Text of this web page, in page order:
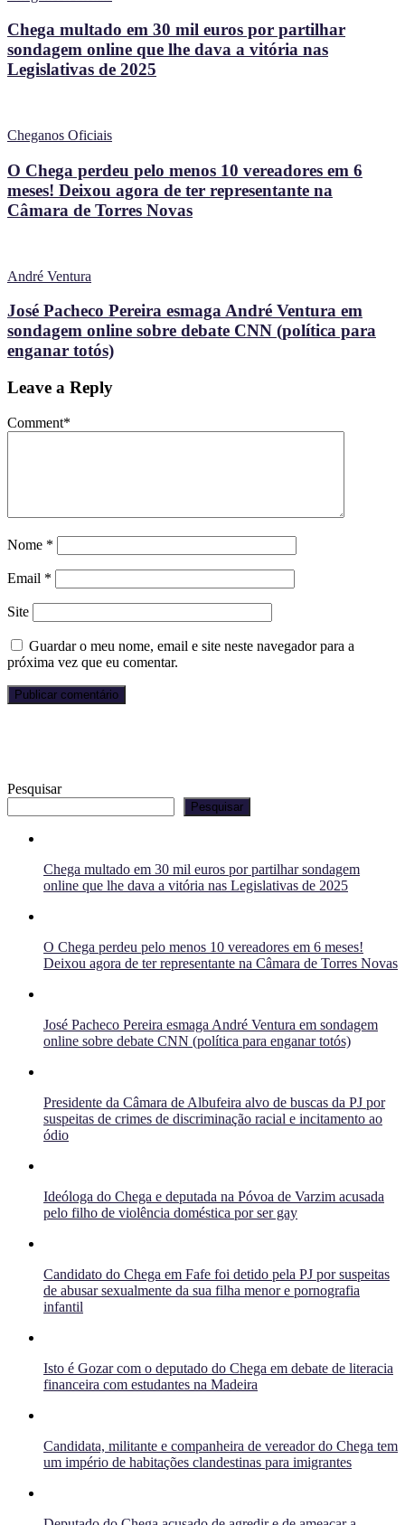
Chega multado em 30 mil euros por partilhar
sondagem online que lhe dava a vitória nas
Legislativas de 2025
Cheganos Oficiais
O Chega perdeu pelo menos 10 vereadores em 6
meses! Deixou agora de ter representante na
Câmara de Torres Novas
André Ventura
José Pacheco Pereira esmaga André Ventura em
sondagem online sobre debate CNN (política para
enganar totós)
Leave a Reply
Comment*
Nome *
Email *
Site
Guardar o meu nome, email e site neste navegador para a
próxima vez que eu comentar.
Pesquisar
Pesquisar
Chega multado em 30 mil euros por partilhar sondagem
online que lhe dava a vitória nas Legislativas de 2025
O Chega perdeu pelo menos 10 vereadores em 6 meses!
Deixou agora de ter representante na Câmara de Torres Novas
José Pacheco Pereira esmaga André Ventura em sondagem
online sobre debate CNN (política para enganar totós)
Presidente da Câmara de Albufeira alvo de buscas da PJ por
suspeitas de crimes de discriminação racial e incitamento ao
ódio
Ideóloga do Chega e deputada na Póvoa de Varzim acusada
pelo filho de violência doméstica por ser gay
Candidato do Chega em Fafe foi detido pela PJ por suspeitas
de abusar sexualmente da sua filha menor e pornografia
infantil
Isto é Gozar com o deputado do Chega em debate de literacia
financeira com estudantes na Madeira
Candidata, militante e companheira de vereador do Chega tem
um império de habitações clandestinas para imigrantes